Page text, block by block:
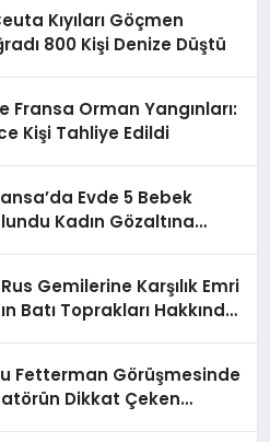
Kıyıları Göçmen
800 Kişi Denize Düştü
Fransa Orman Yangınları:
Kişi Tahliye Edildi
Evde 5 Bebek
Kadın Gözaltına
Gemilerine Karşılık Emri
Batı Toprakları Hakkında
Fetterman Görüşmesinde
Dikkat Çeken